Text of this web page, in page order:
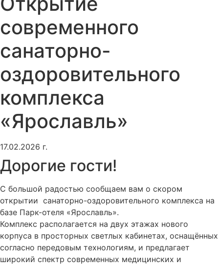
современного
санаторно-
оздоровительного
комплекса
«Ярославль»
17.02.2026 г.
Дорогие гости!
С большой радостью сообщаем вам о скором
открытии санаторно-оздоровительного комплекса на
базе Парк-отеля «Ярославль».
Комплекс располагается на двух этажах нового
корпуса в просторных светлых кабинетах, оснащённых
согласно передовым технологиям, и предлагает
широкий спектр современных медицинских и